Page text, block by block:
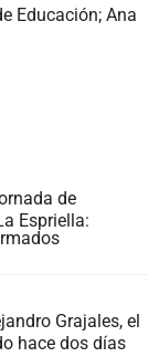
Educación; Ana
de
Espriella:
Grajales, el
hace dos días